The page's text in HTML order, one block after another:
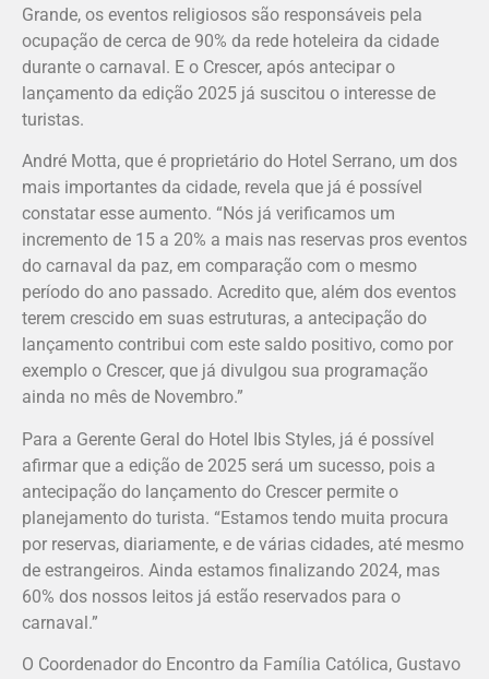
Grande, os eventos religiosos são responsáveis pela
ocupação de cerca de 90% da rede hoteleira da cidade
durante o carnaval. E o Crescer, após antecipar o
lançamento da edição 2025 já suscitou o interesse de
turistas.
André Motta, que é proprietário do Hotel Serrano, um dos
mais importantes da cidade, revela que já é possível
constatar esse aumento. “Nós já verificamos um
incremento de 15 a 20% a mais nas reservas pros eventos
do carnaval da paz, em comparação com o mesmo
período do ano passado. Acredito que, além dos eventos
terem crescido em suas estruturas, a antecipação do
lançamento contribui com este saldo positivo, como por
exemplo o Crescer, que já divulgou sua programação
ainda no mês de Novembro.”
Para a Gerente Geral do Hotel Ibis Styles, já é possível
afirmar que a edição de 2025 será um sucesso, pois a
antecipação do lançamento do Crescer permite o
planejamento do turista. “Estamos tendo muita procura
por reservas, diariamente, e de várias cidades, até mesmo
de estrangeiros. Ainda estamos finalizando 2024, mas
60% dos nossos leitos já estão reservados para o
carnaval.”
O Coordenador do Encontro da Família Católica, Gustavo